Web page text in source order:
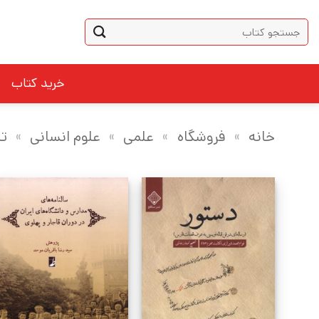
content
جستجو
برای:
خرید کتاب
خانه » فروشگاه » علمی » علوم انسانی »